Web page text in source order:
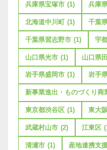
兵庫県宝塚市 (1) 兵庫
北海道中川町 (1) 千葉
千葉県習志野市 (1) 宇
山口県光市 (1) 山口県
岩手県盛岡市 (1) 岩手
新事業進出・ものづくり商
東京都渋谷区 (1) 東大
武蔵村山市 (2) 江東区
清瀬市 (1) 産地連携支